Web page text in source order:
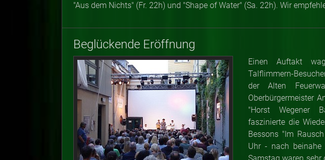
"Aus dem Nichts" (Fr. 22h) und "Shape of Water" (Sa. 22h). Wir
Beglückende Eröffnung
Einen Auftakt
Talflimmern-
der Alten
Oberbürgermeister
"Horst Wegener
faszinierte die
Bessons "Im
Uhr - nach